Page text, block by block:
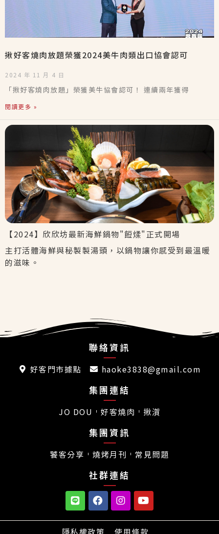
揪好客燒肉放題榮獲2024美牛肉類出口協會認可
2024 年 11 月 4 日
「揪好客燒肉放題」榮獲美牛協會認可！ 連續兩年獲得
閱讀更多 »
【2024】欣欣坊最新海鮮鍋物"餖煣"正式開場
主打活體海鮮與秘製製湯頭，以鍋物讓你感受到最溫暖
的滋味。
聯絡資訊
好客門市據點 haoke3838@gmail.com
集團連結
JO DOU 好客燒肉 揪㵑
集團資訊
饕客分享 燒烤月刊 常見問題
社群連結
隱私權政策 使用條款